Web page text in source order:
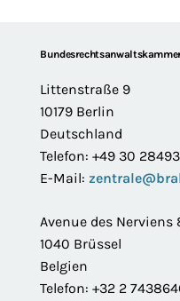
Footer
Littenstraße 9
10179 Berlin
Deutschland
Telefon: +49 30
E-Mail:
Avenue des Nerviens
1040 Brüssel
Belgien
Telefon: +32 2